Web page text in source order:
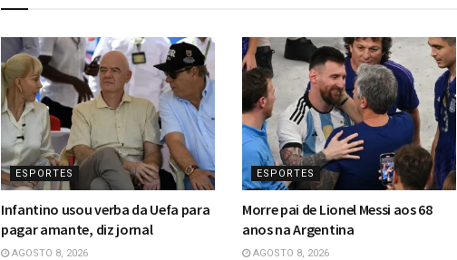
ESPORTES
Infantino usou verba da Uefa para
pagar amante, diz jornal
AGOSTO 8, 2026
ESPORTES
Morre pai de Lionel Messi aos 68
anos na Argentina
AGOSTO 8, 2026